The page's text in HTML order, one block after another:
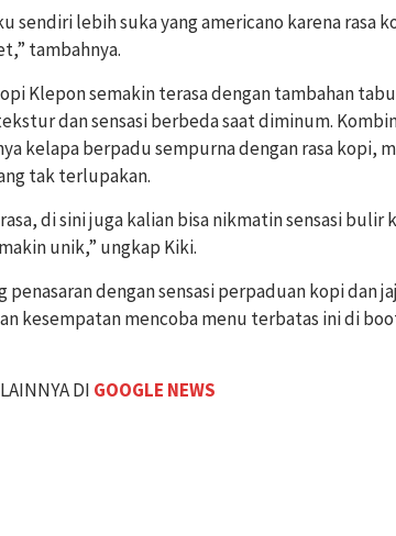
sendiri lebih suka yang americano karena rasa
tambahnya.
Klepon semakin terasa dengan tambahan
dan sensasi berbeda saat diminum.
kelapa berpadu sempurna dengan rasa kopi,
tak terlupakan.
di sini juga kalian bisa nikmatin sensasi bulir
unik,” ungkap Kiki.
penasaran dengan sensasi perpaduan kopi dan
kesempatan mencoba menu terbatas ini di
DI GOOGLE NEWS